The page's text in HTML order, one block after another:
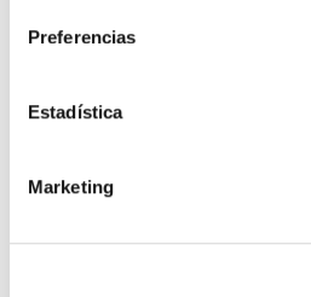
Preferencias
Estadística
Marketing
configurarla.
Registre su